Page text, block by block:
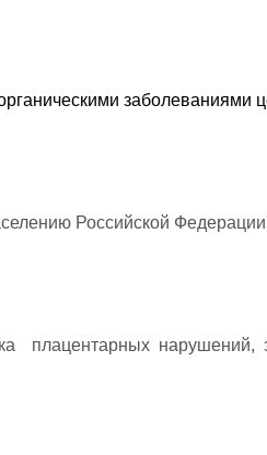
заболеваниями
Российской
плацентарных нарушений,